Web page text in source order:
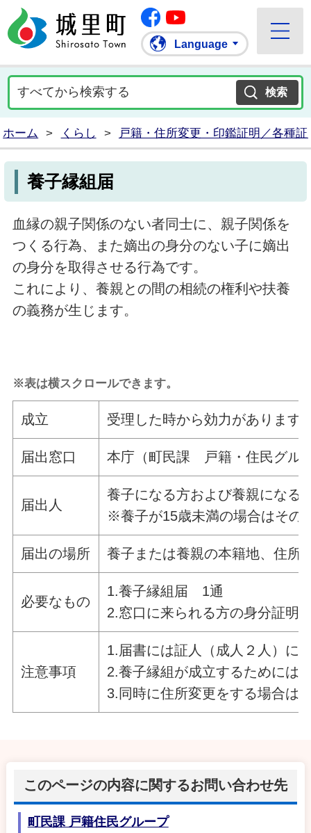
城里町ホームページ
Facebook
Language
ホーム > くらし > 戸籍・住所変更・印鑑証明／各種証
養子縁組届
血縁の親子関係のない者同士に、親子関係を
つくる行為、また嫡出の身分のない子に嫡出
の身分を取得させる行為です。
これにより、養親との間の相続の権利や扶養
の義務が生じます。
※表は横スクロールできます。
成立 受理した時から効力があります
届出窓口 本庁（町民課 戸籍・住民グル
届出人
養子になる方および養親になる
※養子が15歳未満の場合はその
届出の場所 養子または養親の本籍地、住所
必要なもの
1.養子縁組届 1通
2.窓口に来られる方の身分証明
注意事項
1.届書には証人（成人２人）に
2.養子縁組が成立するためには
3.同時に住所変更をする場合は
このページの内容に関するお問い合わせ先
町民課 戸籍住民グループ